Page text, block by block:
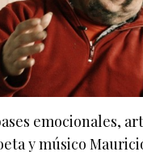
emocionales,
y músico